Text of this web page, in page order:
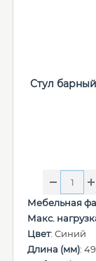
Стул
Мебельная
Макс.
Цвет: Синий
Длина (мм):